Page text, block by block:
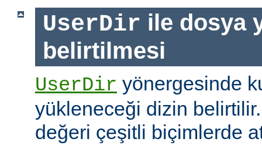
UserDir ile dosya
belirtilmesi
UserDir yönergesinde
yükleneceği dizin
değeri çeşitli biçimlerde